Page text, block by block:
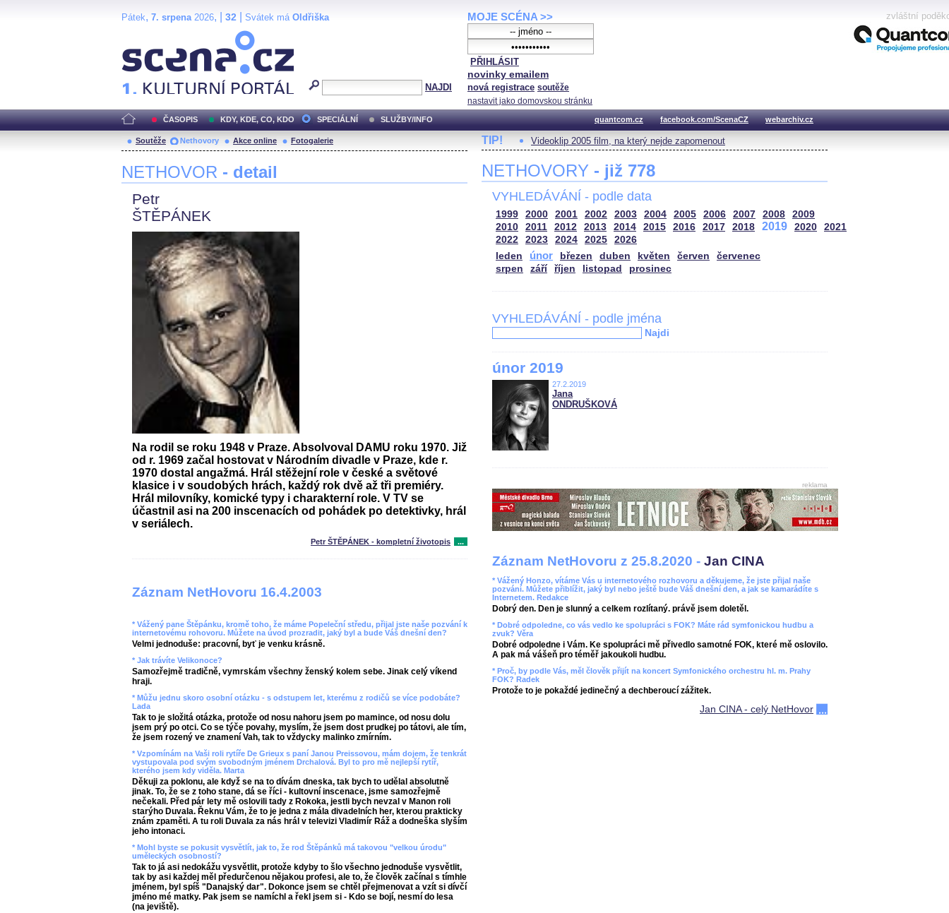
Pátek, 7. srpena2026, | 32 Svátek má Oldřiška
NAJDI
MOJE SCÉNA >>
PŘIHLÁSIT
novinky emailem
nová registrace soutěže
nastavit jako domovskou stránku
zvláštní
ČASOPIS KDY, KDE, CO, KDO SPECIÁLNÍ SLUŽBY/INFO quantcom.cz facebook.com/ScenaCZ webarchiv.cz
Soutěže Nethovory Akce online Fotogalerie
NETHOVOR - detail
Petr
ŠTĚPÁNEK
Na rodil se roku 1948 v Praze. Absolvoval DAMU roku 1970. Již
od r. 1969 začal hostovat v Národním divadle v Praze, kde r.
1970 dostal angažmá. Hrál stěžejní role v české a světové
klasice i v soudobých hrách, každý rok dvě až tři premiéry.
Hrál milovníky, komické typy i charakterní role. V TV se
účastnil asi na 200 inscenacích od pohádek po detektivky, hrál
v seriálech.
Petr ŠTĚPÁNEK - kompletní životopis ...
Záznam NetHovoru 16.4.2003
* Vážený pane Štěpánku, kromě toho, že máme Popeleční středu, přijal jste naše pozvání k
internetovému rohovoru. Můžete na úvod prozradit, jaký byl a bude Váš dnešní den?
Velmi jednoduše: pracovní, byť je venku krásně.
* Jak trávíte Velikonoce?
Samozřejmě tradičně, vymrskám všechny ženský kolem sebe. Jinak celý víkend
hraji.
* Můžu jednu skoro osobní otázku - s odstupem let, kterému z rodičů se více podobáte?
Lada
Tak to je složitá otázka, protože od nosu nahoru jsem po mamince, od nosu dolu
jsem prý po otci. Co se týče povahy, myslím, že jsem dost prudkej po tátovi, ale tím,
že jsem rozený ve znamení Vah, tak to vždycky malinko zmírním.
* Vzpomínám na Vaši roli rytíře De Grieux s paní Janou Preissovou, mám dojem, že tenkrát
vystupovala pod svým svobodným jménem Drchalová. Byl to pro mě nejlepší rytíř,
kterého jsem kdy viděla. Marta
Děkuji za poklonu, ale když se na to dívám dneska, tak bych to udělal absolutně
jinak. To, že se z toho stane, dá se říci - kultovní inscenace, jsme samozřejmě
nečekali. Před pár lety mě oslovili tady z Rokoka, jestli bych nevzal v Manon roli
starýho Duvala. Řeknu Vám, že to je jedna z mála divadelních her, kterou prakticky
znám zpaměti. A tu roli Duvala za nás hrál v televizi Vladimír Ráž a dodneška slyším
jeho intonaci.
* Mohl byste se pokusit vysvětlít, jak to, že rod Štěpánků má takovou "velkou úrodu"
uměleckých osobností?
Tak to já asi nedokážu vysvětlit, protože kdyby to šlo všechno jednoduše vysvětlit,
tak by asi každej měl předurčenou nějakou profesi, ale to, že člověk začínal s tímhle
jménem, byl spíš "Danajský dar". Dokonce jsem se chtěl přejmenovat a vzít si dívčí
jméno mé matky. Pak jsem se namíchl a řekl jsem si - Kdo se bojí, nesmí do lesa
(na jeviště).
TIP! Videoklip 2005 film, na který nejde zapomenout
NETHOVORY - již 778
VYHLEDÁVÁNÍ - podle data
1999 2000 2001 2002 2003 2004 2005 2006 2007 2008
2009
2010
2011 2012 2013 2014 2015 2016 2017 2018 2019 2020
2021
2022
2023 2024 2025
2026
leden
únor březen duben květen červen
červenec
srpen
září říjen listopad prosinec
VYHLEDÁVÁNÍ - podle jména
Najdi
únor 2019
27.2.2019
Jana
ONDRUŠKOVÁ
reklama
Záznam NetHovoru z 25.8.2020 - Jan CINA
* Vážený Honzo, vítáme Vás u internetového rozhovoru a děkujeme, že jste přijal naše
pozvání. Můžete přiblížit, jaký byl nebo ještě bude Váš dnešní den, a jak se kamarádíte s
Internetem. Redakce
Dobrý den. Den je slunný a celkem rozlítaný. právě jsem doletěl.
* Dobré odpoledne, co vás vedlo ke spolupráci s FOK? Máte rád symfonickou hudbu a
zvuk? Věra
Dobré odpoledne i Vám. Ke spolupráci mě přivedlo samotné FOK, které mě oslovilo.
A pak má vášeň pro téměř jakoukoli hudbu.
* Proč, by podle Vás, měl člověk přijít na koncert Symfonického orchestru hl. m. Prahy
FOK? Radek
Protože to je pokaždé jedinečný a dechberoucí zážitek.
Jan CINA - celý NetHovor